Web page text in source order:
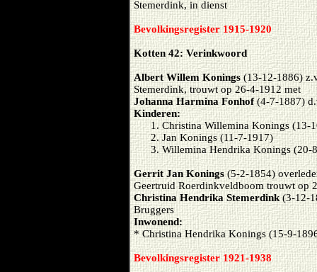
Stemerdink, in dienst
Bevolkingsregister 1915-1920
Kotten 42: Verinkwoord
Albert Willem Konings(13-12-1886)
Stemerdink, trouwt op 26-4-1912 met
Johanna Harmina Fonhof(4-7-1887)
Kinderen:
Christina Willemina Konings (13-
Jan Konings (11-7-1917)
Willemina Hendrika Konings (20-
Gerrit Jan Konings (5-2-1854)
Geertruid Roerdinkveldboom trouwt op
Christina Hendrika Stemerdink(3-12-
Bruggers
Inwonend:
* Christina Hendrika Konings (15-9-
Bevolkingsregister 1921-1938